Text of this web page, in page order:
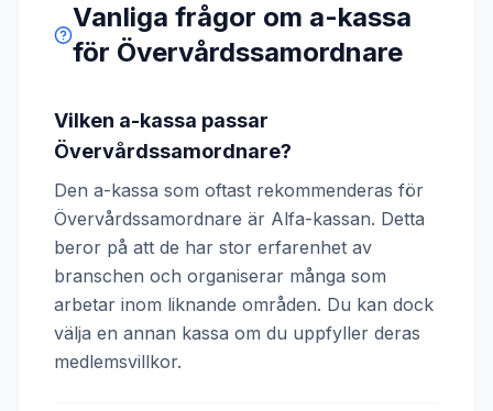
Vanliga frågor om a-kassa
för Övervårdssamordnare
Vilken a-kassa passar
Övervårdssamordnare?
Den a-kassa som oftast rekommenderas för
Övervårdssamordnare är Alfa-kassan. Detta
beror på att de har stor erfarenhet av
branschen och organiserar många som
arbetar inom liknande områden. Du kan dock
välja en annan kassa om du uppfyller deras
medlemsvillkor.